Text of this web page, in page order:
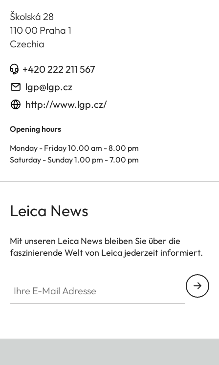
Školská 28
110 00 Praha 1
Czechia
+420 222 211 567
lgp@lgp.cz
http://www.lgp.cz/
Opening hours
Monday - Friday 10.00 am - 8.00 pm
Saturday - Sunday 1.00 pm - 7.00 pm
Leica News
Mit unseren Leica News bleiben Sie über die
faszinierende Welt von Leica jederzeit informiert.